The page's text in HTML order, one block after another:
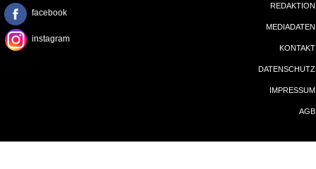
facebook
instagram
REDAKTION
MEDIADATEN
KONTAKT
DATENSCHUTZ
IMPRESSUM
AGB